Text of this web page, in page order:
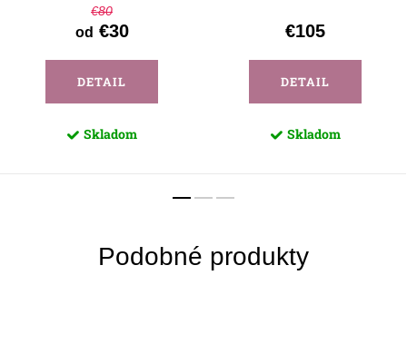
€80
od €30
DETAIL
Skladom
€105
DETAIL
Skladom